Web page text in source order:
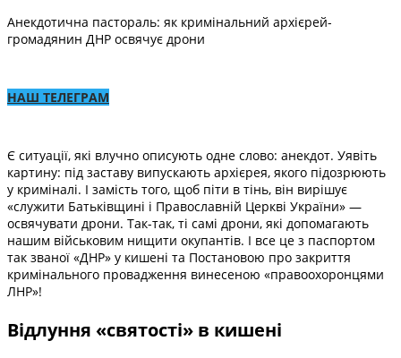
Анекдотична пастораль: як кримінальний архієрей-
громадянин ДНР освячує дрони
НАШ ТЕЛЕГРАМ
Є ситуації, які влучно описують одне слово: анекдот. Уявіть
картину: під заставу випускають архієрея, якого підозрюють
у криміналі. І замість того, щоб піти в тінь, він вирішує
«служити Батьківщині і Православній Церкві України» —
освячувати дрони. Так-так, ті самі дрони, які допомагають
нашим військовим нищити окупантів. І все це з паспортом
так званої «ДНР» у кишені та Постановою про закриття
кримінального провадження винесеною «правоохоронцями
ЛНР»!
Відлуння «святості» в кишені